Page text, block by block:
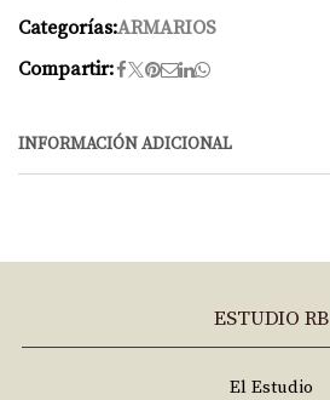
Categorías:ARMARIOS
Compartir:
INFORMACIÓN ADICIONAL
ESTUDIO RB
El Estudio